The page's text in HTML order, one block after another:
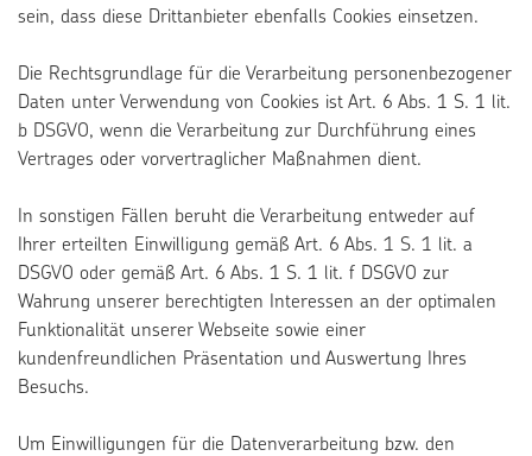
sein, dass diese Drittanbieter ebenfalls Cookies einsetzen.
Die Rechtsgrundlage für die Verarbeitung personenbezogener
Daten unter Verwendung von Cookies ist Art. 6 Abs. 1 S. 1 lit.
b DSGVO, wenn die Verarbeitung zur Durchführung eines
Vertrages oder vorvertraglicher Maßnahmen dient.
In sonstigen Fällen beruht die Verarbeitung entweder auf
Ihrer erteilten Einwilligung gemäß Art. 6 Abs. 1 S. 1 lit. a
DSGVO oder gemäß Art. 6 Abs. 1 S. 1 lit. f DSGVO zur
Wahrung unserer berechtigten Interessen an der optimalen
Funktionalität unserer Webseite sowie einer
kundenfreundlichen Präsentation und Auswertung Ihres
Besuchs.
Um Einwilligungen für die Datenverarbeitung bzw. den